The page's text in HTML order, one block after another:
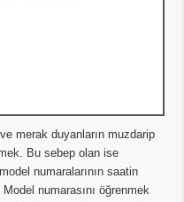
merak duyanların muzdarip
Bu sebep olan ise
numaralarının saatin
numarasını öğrenmek